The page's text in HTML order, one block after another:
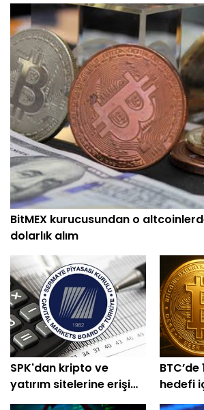
BitMEX kurucusundan o
dolarlık alım
SPK'dan kripto ve
yatırım sitelerine erişim
engeli
hedefi